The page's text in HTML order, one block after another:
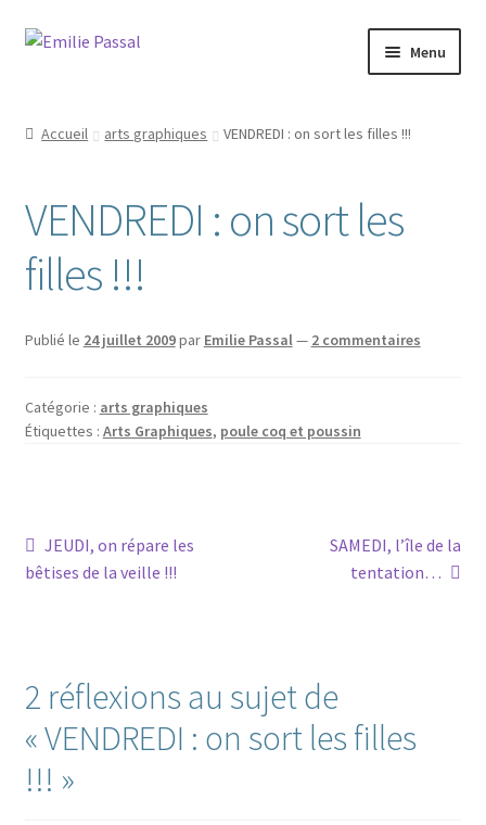
Aller
Aller
Menu
Blog
La ménagerie
Cours et stages
Accueil arts graphiques VENDREDI : on sort les filles !!!
VENDREDI : on sort les
filles !!!
Publié le 24 juillet 2009par Emilie Passal — 2 commentaires
Catégorie : arts graphiques
Étiquettes : Arts Graphiques, poule coq et poussin
Navigation
de
Article
précédent :
JEUDI, on répare les
bêtises de la veille !!!
Article
suivant :
SAMEDI, l’île de la
tentation…
2 réflexions au sujet de
«VENDREDI : on sort les filles
!!! »